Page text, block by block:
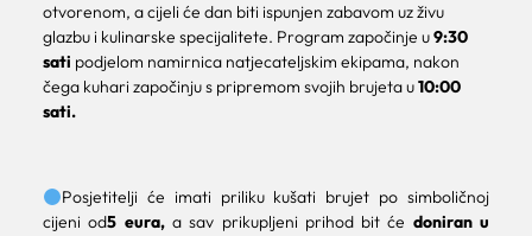
otvorenom, a cijeli će dan biti ispunjen zabavom uz živu
glazbu i kulinarske specijalitete. Program započinje u9:30
sati podjelom namirnica natjecateljskim ekipama, nakon
čega kuhari započinju s pripremom svojih brujeta u10:00
sati.
Posjetitelji će imati priliku kušati brujet po simboličnoj
cijeni od5 eura,a sav prikupljeni prihod bit će doniran u